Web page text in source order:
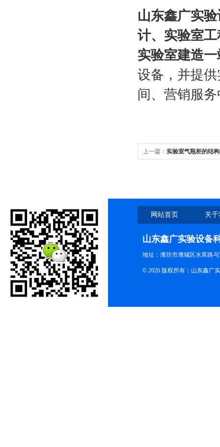
山东鑫广实
计、实验室
实验室建造
设备，并提
间、营销服
上一篇： 实验室气瓶柜的结
网站首页 关
山东鑫广实验设备
地址：潍坊市潍城区水库路
© 2026 版权所有：山东鑫广